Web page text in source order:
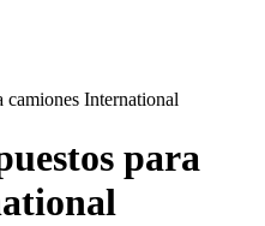
camiones International
para